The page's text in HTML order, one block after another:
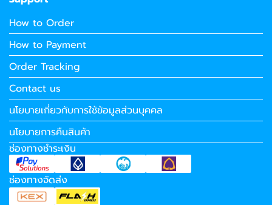
How to Order
How to Payment
Order Tracking
Contact us
นโยบายเกี่ยวกับการใช้ข้อมูลส่วนบุคคล
นโยบายการคืนสินค้า
ช่องทางชำระเงิน
ช่องทางจัดส่ง